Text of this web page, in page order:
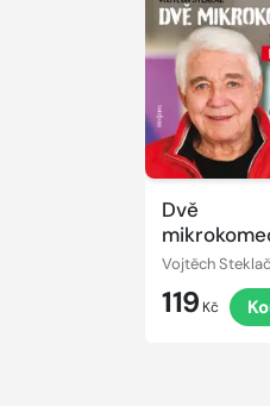
Dvě
Jiřím
119 Kč
Přehrát
ukázku